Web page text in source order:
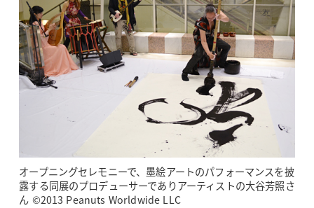
オープニングセレモニーで、墨絵アートのパフォーマンスを披
露する同展のプロデューサーでありアーティストの大谷芳照さ
ん ©2013 Peanuts Worldwide LLC